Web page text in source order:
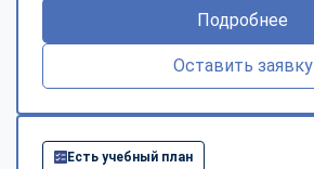
Подробнее
Оставить заявку
Есть учебный план